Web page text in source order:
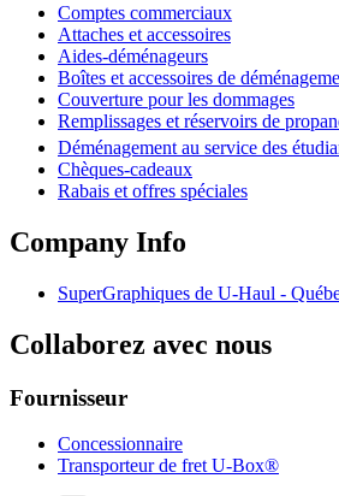
Comptes commerciaux
Attaches et accessoires
Aides-déménageurs
Boîtes et accessoires de
Couverture pour les dommages
Remplissages et réservoirs de
Déménagement au service des
Chèques-cadeaux
Rabais et offres spéciales
Company Info
SuperGraphiques de U-Haul -
Collaborez avec nous
Fournisseur
Concessionnaire
Transporteur de fret U-Box®